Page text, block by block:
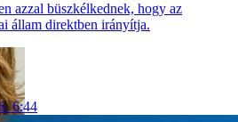
azzal büszkélkednek, hogy az
állam direktben irányítja.
6:44